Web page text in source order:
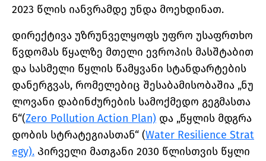
2023 წლის იანვრამდე უნდა მოეხდინათ.
დირექტივა უზრუნველყოფს უფრო უსაფრთხო
წვდომას წყალზე მთელი ევროპის მასშტაბით
და სასმელი წყლის წამყვანი სტანდარტების
დანერგვას, რომელებიც შესაბამისობაშია „ნუ
ლოვანი დაბინძურების სამოქმედო გეგმასთა
ნ“(Zero Pollution Action Plan) და „წყლის მდგრა
დობის სტრატეგიასთან“ (Water Resilience Strat
egy). Პირველი მათგანი 2030 წლისთვის წყლი